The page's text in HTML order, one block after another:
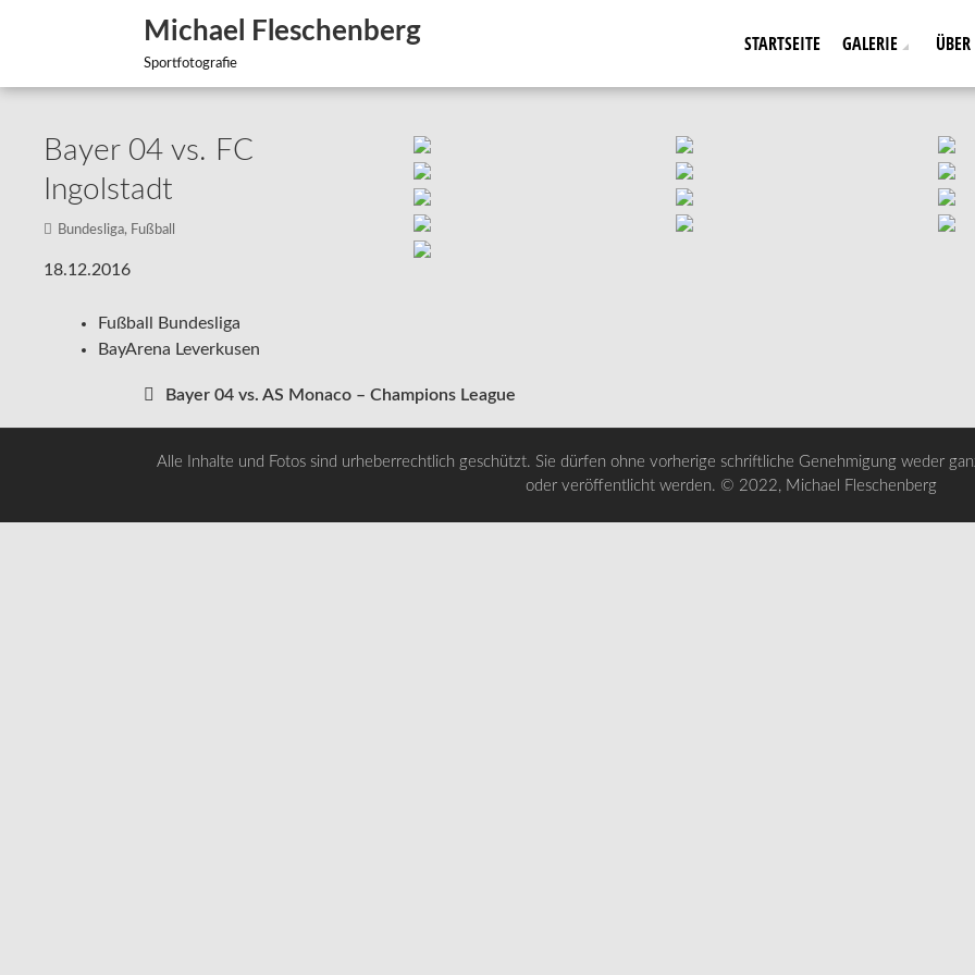
Michael Fleschenberg
Sportfotografie
STARTSEITE GALERIE
Bayer 04 vs. FC
Ingolstadt
Bundesliga, Fußball
18.12.2016
Fußball Bundesliga
BayArena Leverkusen
Beitragsnavigation
Bayer 04 vs. AS Monaco – Champions League
Alle Inhalte und Fotos sind urheberrechtlich geschützt. Sie dürfen ohne vorherige schriftliche Genehmigung weder
oder veröffentlicht werden. © 2022, Michael Fleschenberg